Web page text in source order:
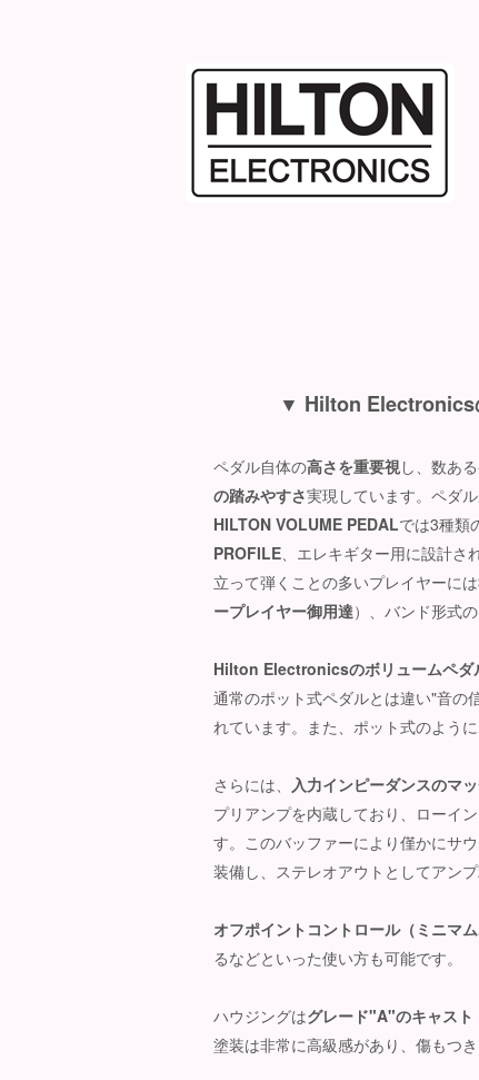
▼ Hilton Electronics
ペダル自体の高さを重要視し、数あ
の踏みやすさ実現しています。ペダ
HILTON VOLUME PEDALでは3種類
PROFILE、エレキギター用に設計さ
立って弾くことの多いプレイヤーには
ープレイヤー御用達）、バンド形式
Hilton Electronicsのボリュームペダ
通常のポット式ペダルとは違い"音の
れています。また、ポット式のよう
さらには、 入力インピーダンスのマ
プリアンプを内蔵しており、ローイ
す。このバッファーにより僅かにサ
装備し、ステレオアウトとしてアン
オフポイントコントロール（ミニマム
るなどといった使い方も可能です。
ハウジングはグレード"A"のキャスト
塗装は非常に高級感があり、傷もつ